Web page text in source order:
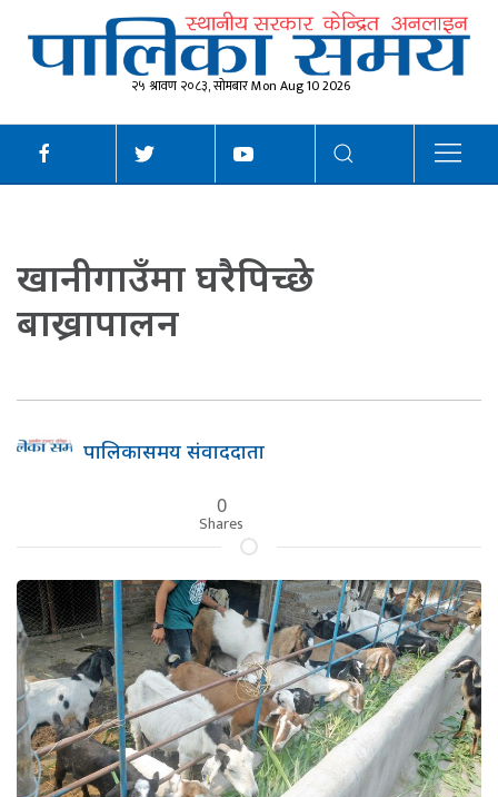
२५ श्रावण २०८३, सोमबार Mon Aug 10 2026
खानीगाउँमा घरैपिच्छे
बाख्रापालन
पालिकासमय संवाददाता
0
Shares